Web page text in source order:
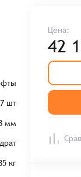
шт
мм
кг
Цена:
42